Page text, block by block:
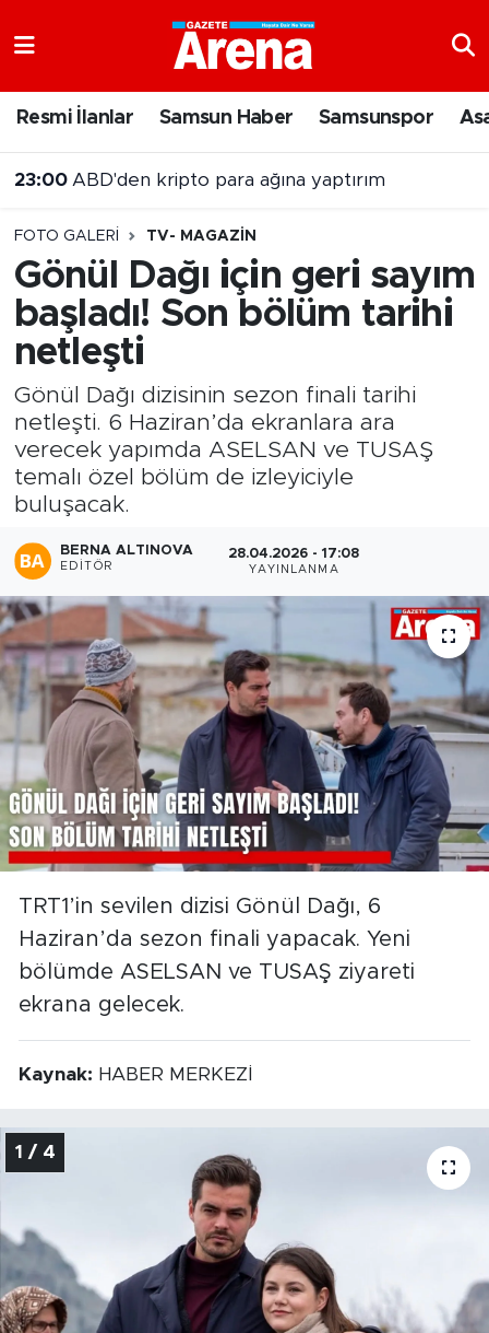
Resmi İlanlar Samsun Haber Samsunspor
23:00 ABD'den kripto para ağına yaptırım
FOTO GALERI TV- MAGAZIN
Gönül Dağı için geri sayım
başladı! Son bölüm tarihi
netleşti
Gönül Dağı dizisinin sezon finali tarihi
netleşti. 6 Haziran’da ekranlara ara
verecek yapımda ASELSAN ve TUSAŞ
temalı özel bölüm de izleyiciyle
buluşacak.
BERNA ALTINOVA
EDITÖR
28.04.2026 - 17:08
YAYINLANMA
TRT1’in sevilen dizisi Gönül Dağı, 6
Haziran’da sezon finali yapacak. Yeni
bölümde ASELSAN ve TUSAŞ ziyareti
ekrana gelecek.
Kaynak: HABER MERKEZİ
1 / 4
Samsun Namaz Vakitleri
Süper Lig Puan Durumu ve Fikstür
Tüm Manşetler
Son Dakika Haberleri
Haber Arşivi